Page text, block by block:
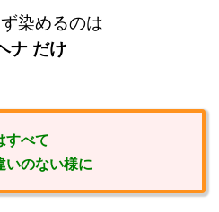
染めるのは
ナ だけ
すべて
いのない様に